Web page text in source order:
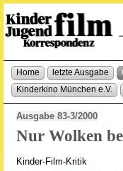
Home letzte Ausgabe
Kinderkino München e.V.
Ausgabe 83-3/2000
Nur Wolken
Kinder-Film-Kritik